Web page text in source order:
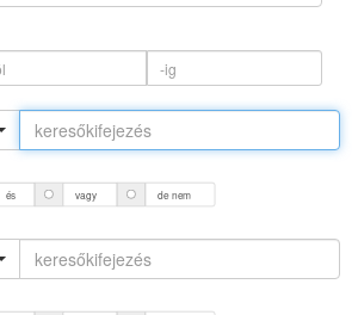
és vagy de nem